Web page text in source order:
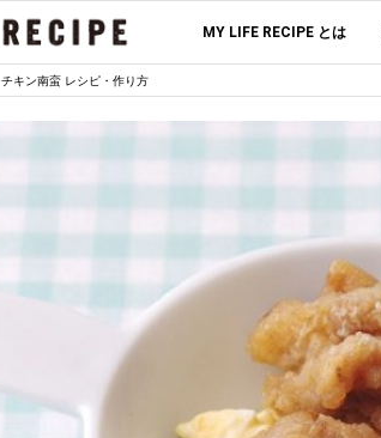
MY LIFE RECIPE とは
チキン南蛮 レシピ・作り方